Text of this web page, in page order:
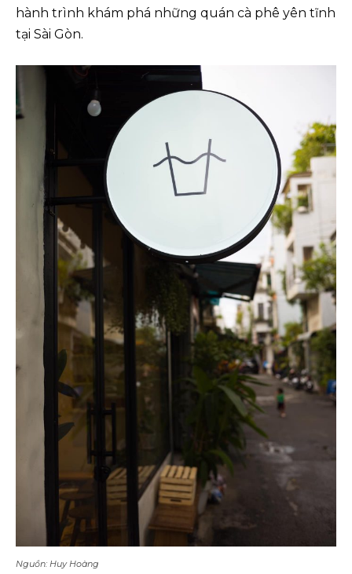
hành trình khám phá những quán cà phê yên tĩnh
tại Sài Gòn.
Nguồn: Huy Hoàng